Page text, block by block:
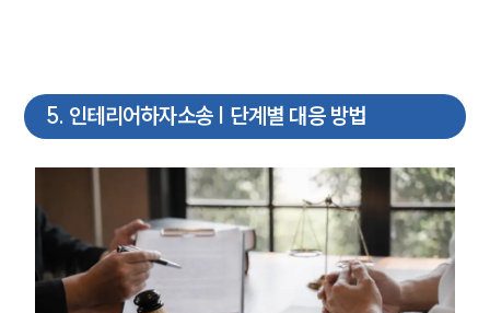
소식/자료
언론보도
공지사항
법률 블로그
법률서식
뉴스레터/브로슈어
세미나
5. 인테리어하자소송 | 단계별 대응 방법